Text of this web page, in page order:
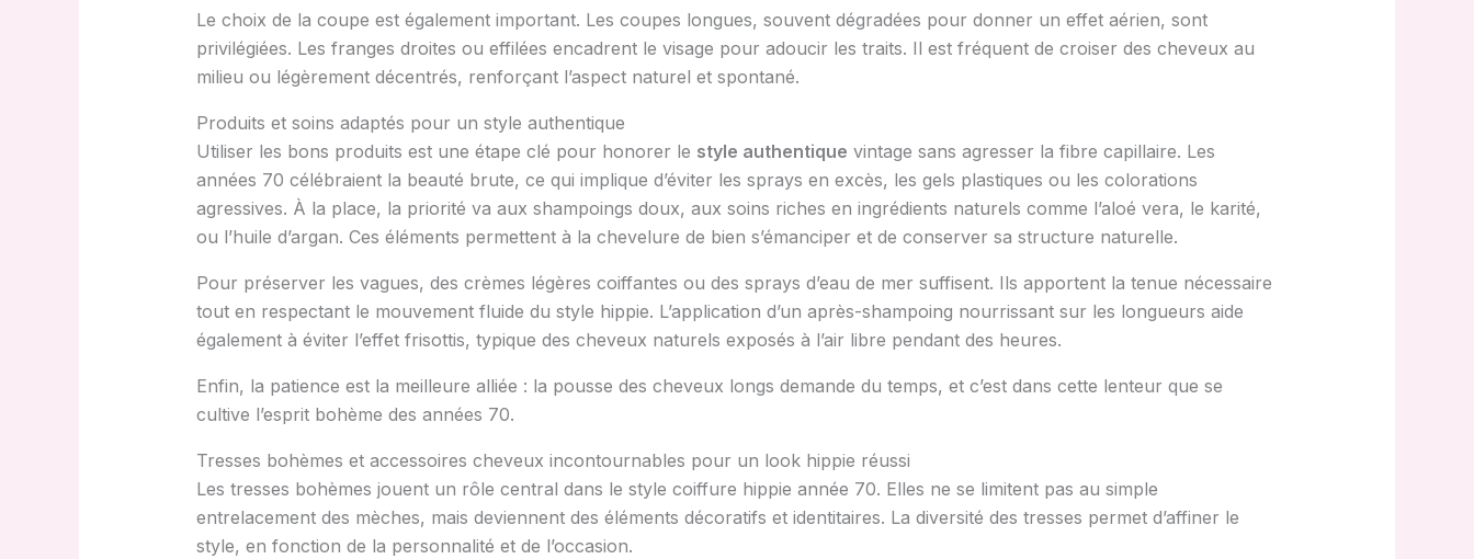
Le choix de la coupe est également important. Les coupes longues, souvent dégradées pour donner un effet aérien, sont
privilégiées. Les franges droites ou effilées encadrent le visage pour adoucir les traits. Il est fréquent de croiser des cheveux au
milieu ou légèrement décentrés, renforçant l’aspect naturel et spontané.
Produits et soins adaptés pour un style authentique
Utiliser les bons produits est une étape clé pour honorer le style authentique vintage sans agresser la fibre capillaire. Les
années 70 célébraient la beauté brute, ce qui implique d’éviter les sprays en excès, les gels plastiques ou les colorations
agressives. À la place, la priorité va aux shampoings doux, aux soins riches en ingrédients naturels comme l’aloé vera, le karité,
ou l’huile d’argan. Ces éléments permettent à la chevelure de bien s’émanciper et de conserver sa structure naturelle.
Pour préserver les vagues, des crèmes légères coiffantes ou des sprays d’eau de mer suffisent. Ils apportent la tenue nécessaire
tout en respectant le mouvement fluide du style hippie. L’application d’un après-shampoing nourrissant sur les longueurs aide
également à éviter l’effet frisottis, typique des cheveux naturels exposés à l’air libre pendant des heures.
Enfin, la patience est la meilleure alliée : la pousse des cheveux longs demande du temps, et c’est dans cette lenteur que se
cultive l’esprit bohème des années 70.
Tresses bohèmes et accessoires cheveux incontournables pour un look hippie réussi
Les tresses bohèmes jouent un rôle central dans le style coiffure hippie année 70. Elles ne se limitent pas au simple
entrelacement des mèches, mais deviennent des éléments décoratifs et identitaires. La diversité des tresses permet d’affiner le
style, en fonction de la personnalité et de l’occasion.